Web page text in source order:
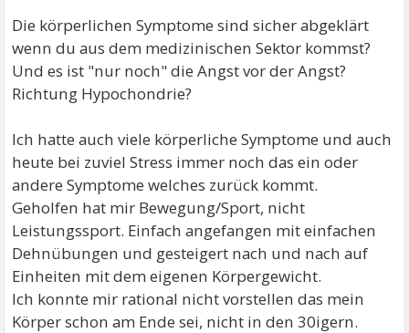
Die körperlichen Symptome sind sicher abgeklärt
wenn du aus dem medizinischen Sektor kommst?
Und es ist "nur noch" die Angst vor der Angst?
Richtung Hypochondrie?
Ich hatte auch viele körperliche Symptome und auch
heute bei zuviel Stress immer noch das ein oder
andere Symptome welches zurück kommt.
Geholfen hat mir Bewegung/Sport, nicht
Leistungssport. Einfach angefangen mit einfachen
Dehnübungen und gesteigert nach und nach auf
Einheiten mit dem eigenen Körpergewicht.
Ich konnte mir rational nicht vorstellen das mein
Körper schon am Ende sei, nicht in den 30igern.